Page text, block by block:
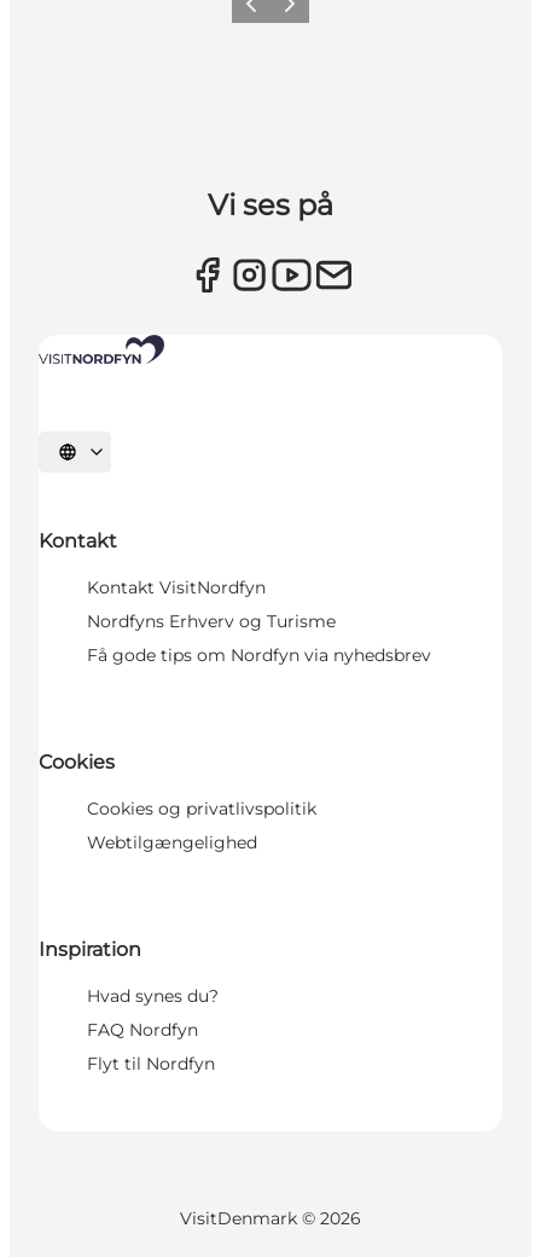
Forrige billede
Næste billede
Vi ses på
Vælg sprog
Kontakt
Kontakt VisitNordfyn
Nordfyns Erhverv og Turisme
Få gode tips om Nordfyn via nyhedsbrev
Cookies
Cookies og privatlivspolitik
Webtilgængelighed
Inspiration
Hvad synes du?
FAQ Nordfyn
Flyt til Nordfyn
VisitDenmark © 2026